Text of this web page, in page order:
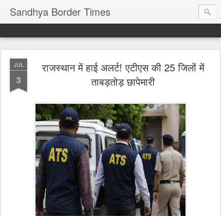
Sandhya Border Times
JUL
3
राजस्थान में हाई अलर्ट! एटीएस की 25 जिलों में
ताबड़तोड़ छापेमारी